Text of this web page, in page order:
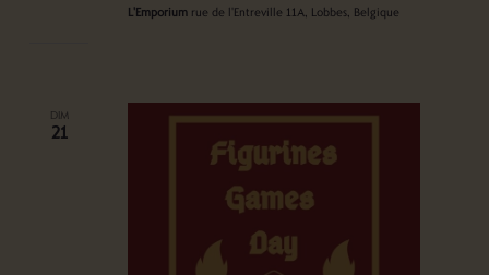
L'Emporium rue de l'Entreville 11A, Lobbes, Belgique
DIM
21